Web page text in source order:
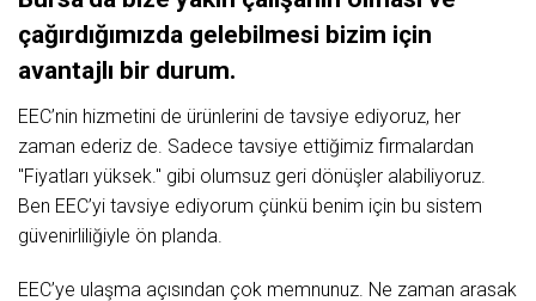
çağırdığımızda gelebilmesi bizim için
avantajlı bir durum.
EEC’nin hizmetini de ürünlerini de tavsiye ediyoruz, her
zaman ederiz de. Sadece tavsiye ettiğimiz firmalardan
"Fiyatları yüksek." gibi olumsuz geri dönüşler alabiliyoruz.
Ben EEC’yi tavsiye ediyorum çünkü benim için bu sistem
güvenirliliğiyle ön planda.
EEC’ye ulaşma açısından çok memnunuz. Ne zaman arasak